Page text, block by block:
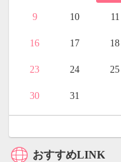
9 10 11
16 17 18
23 24 25
30 31
おすすめLINK